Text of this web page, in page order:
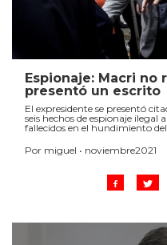
Espionaje: Macri
presentó un escrito
El expresidente se presentó
seis hechos de espionaje
fallecidos en el hundimiento
Por miguel • noviembre2021